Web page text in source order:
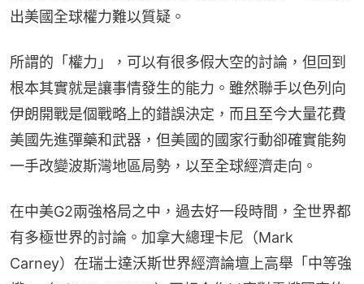
出美國全球權力難以質疑。
所謂的「權力」，可以有很多假大空的討論，但回到
根本其實就是讓事情發生的能力。雖然聯手以色列向
伊朗開戰是個戰略上的錯誤決定，而且至今大量花費
美國先進彈藥和武器，但美國的國家行動卻確實能夠
一手改變波斯灣地區局勢，以至全球經濟走向。
在中美G2兩強格局之中，過去好一段時間，全世界都
有多極世界的討論。加拿大總理卡尼（Mark
Carney）在瑞士達沃斯世界經濟論壇上高舉「中等強